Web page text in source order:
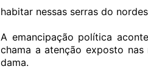
habitar nessas serras do
A emancipação política
chama a atenção exposto
dama.